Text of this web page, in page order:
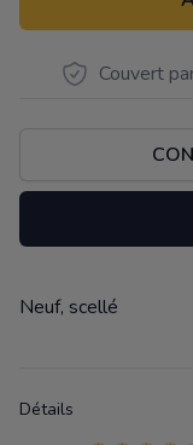
Couvert
Description
Neuf, scellé
Détails